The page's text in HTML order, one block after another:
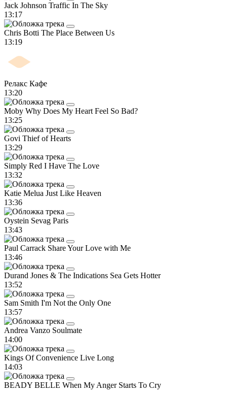
Jack Johnson Traffic In The Sky
13:17
Chris Botti The Place Between Us
13:19
Релакс Кафе
13:20
Moby Why Does My Heart Feel So Bad?
13:25
Govi Thief of Hearts
13:29
Simply Red I Have The Love
13:32
Katie Melua Just Like Heaven
13:36
Oystein Sevag Paris
13:43
Paul Carrack Share Your Love with Me
13:46
Durand Jones & The Indications Sea Gets Hotter
13:52
Sam Smith I'm Not the Only One
13:57
Andrea Vanzo Soulmate
14:00
Kings Of Convenience Live Long
14:03
BEADY BELLE When My Anger Starts To Cry